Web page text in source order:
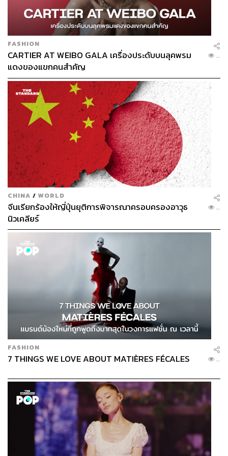
FASHION
CARTIER AT WEIBO GALA เครื่องประดับบนลุคพรม
แดงของแขกคนสำคัญ
...
CHINA / WORLD
จีนเรียกร้องให้ญี่ปุ่นยุติการพิจารณาครอบครองอาวุธ
นิวเคลียร์
...
FASHION
7 THINGS WE LOVE ABOUT MATIÈRES FÉCALES ...